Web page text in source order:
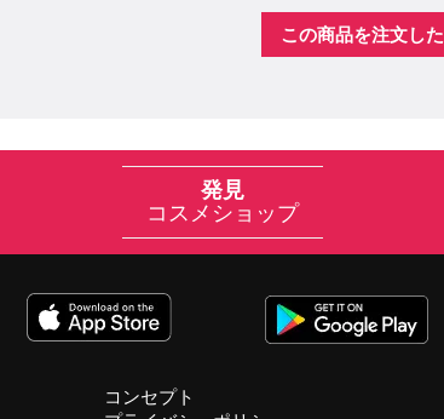
この商品を注文した
発見
コスメショップ
コンセプト